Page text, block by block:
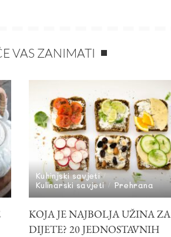
VAS ZANIMATI
Kuhinjski savjeti
Kulinarski savjeti
Prehrana
KOJA JE NAJBOLJA UŽINA ZA
DIJETE? 20 JEDNOSTAVNIH